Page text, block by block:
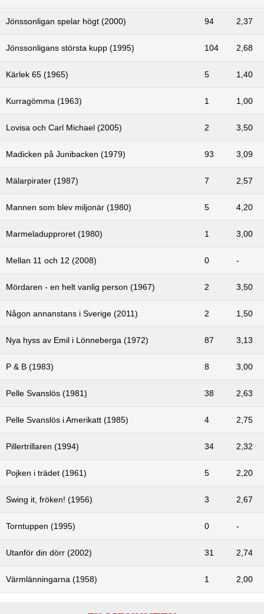
Jönssonligan spelar högt (2000) 94 2,37
Jönssonligans största kupp (1995) 104 2,68
Kärlek 65 (1965) 5 1,40
Kurragömma (1963) 1 1,00
Lovisa och Carl Michael (2005) 2 3,50
Madicken på Junibacken (1979) 93 3,09
Mälarpirater (1987) 7 2,57
Mannen som blev miljonär (1980) 5 4,20
Marmeladupproret (1980) 1 3,00
Mellan 11 och 12 (2008) 0 -
Mördaren - en helt vanlig person (1967) 2 3,50
Någon annanstans i Sverige (2011) 2 1,50
Nya hyss av Emil i Lönneberga (1972) 87 3,13
P & B (1983) 8 3,00
Pelle Svanslös (1981) 38 2,63
Pelle Svanslös i Amerikatt (1985) 4 2,75
Pillertrillaren (1994) 34 2,32
Pojken i trädet (1961) 5 2,20
Swing it, fröken! (1956) 3 2,67
Torntuppen (1995) 0 -
Utanför din dörr (2002) 31 2,74
Värmlänningarna (1958) 1 2,00